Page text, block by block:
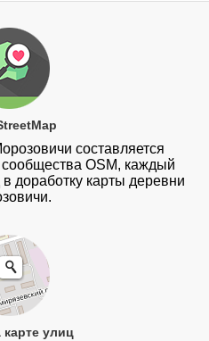
составляется
сообщества OSM, каждый
доработку карты деревни
карте улиц